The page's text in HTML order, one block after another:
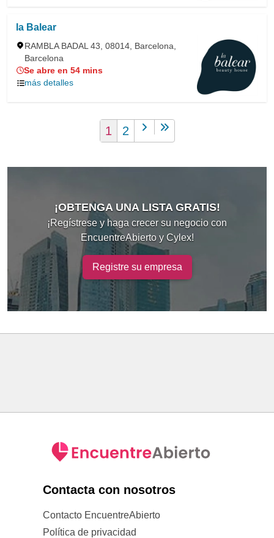
la Balear
RAMBLA BADAL 43, 08014, Barcelona,
Barcelona
Se abre en 54 mins
más detalles
1 2
¡OBTENGA UNA LISTA GRATIS!
¡Regístrese y haga crecer su negocio con
EncuentreAbierto y Cylex!
Registre su empresa
Contacta con nosotros
Contacto EncuentreAbierto
Política de privacidad